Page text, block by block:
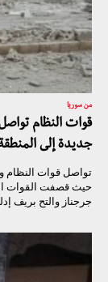
من سوريا
قوات النظام
جديدة إلى
تواصل قوات النظام
حيث قصفت القوات
جرجناز والتح بريف